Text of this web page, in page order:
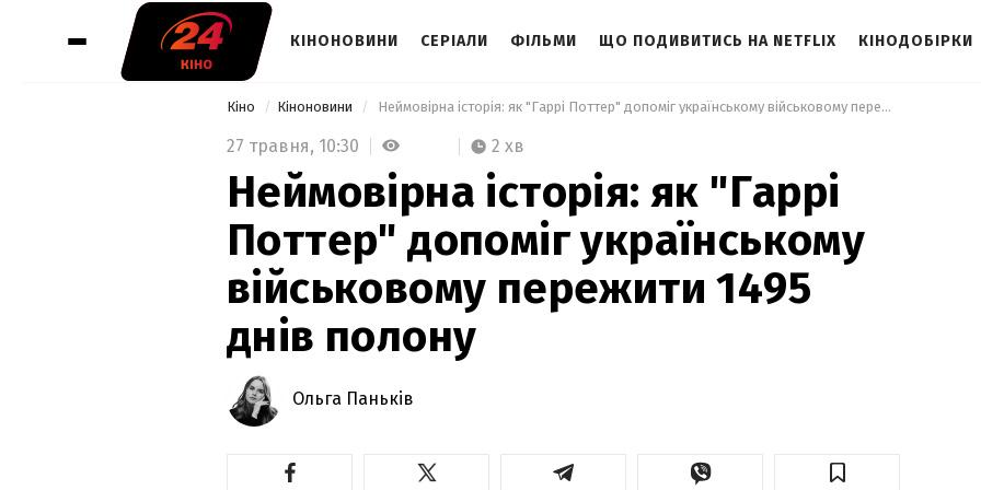
КІНОНОВИНИ СЕРІАЛИ ФІЛЬМИ ЩО ПОДИВИТИСЬ НА NETFLIX КІНОДОБІРКИ
Кіно Кіноновини Неймовірна історія: як "Гаррі Поттер" допоміг українському військовому пережити 1495 днів полону
27 травня, 10:30 2 хв
Неймовірна історія: як "Гаррі
Поттер" допоміг українському
військовому пережити 1495
днів полону
Ольга Паньків